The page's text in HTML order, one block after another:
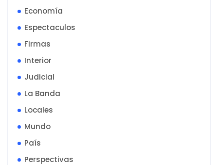
Economía
Espectaculos
Firmas
Interior
Judicial
La Banda
Locales
Mundo
País
Perspectivas